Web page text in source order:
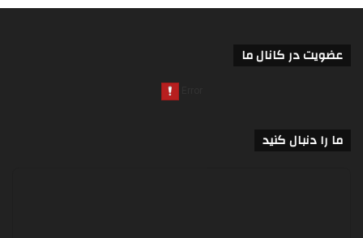
عضویت در کانال ما
ما را دنبال کنید